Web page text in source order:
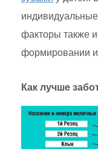
факторы также
формировании и
Как лучше